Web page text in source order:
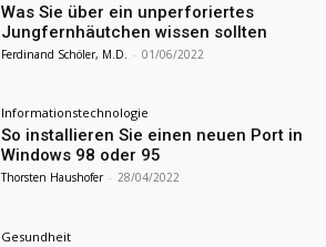
Was Sie über ein unperforiertes
Jungfernhäutchen wissen sollten
Ferdinand Schöler, M.D. - 01/06/2022
Informationstechnologie
So installieren Sie einen neuen Port in
Windows 98 oder 95
Thorsten Haushofer - 28/04/2022
Gesundheit